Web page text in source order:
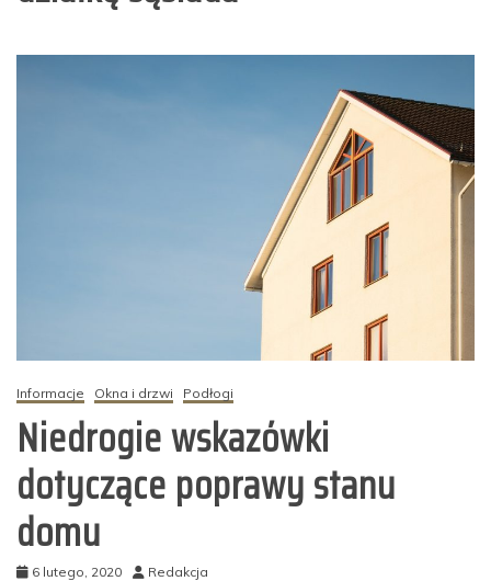
Informacje Okna i drzwi Podłogi
Niedrogie wskazówki
dotyczące poprawy stanu
domu
6 lutego, 2020 Redakcja